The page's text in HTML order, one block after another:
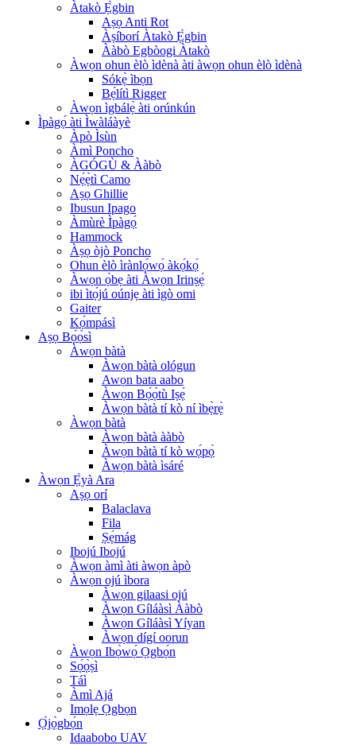
Àtakò Ẹ̀gbin
Aṣọ Anti Rot
Àṣíborí Àtakò Ẹ̀gbin
Ààbò Egbòogi Àtakò
Àwọn ohun èlò ìdènà àti àwọn ohun èlò ìdènà
Sókẹ̀ ìbọn
Bẹ́lítì Rigger
Àwọn ìgbálẹ̀ àti orúnkún
Ìpàgọ́ àti Ìwàláàyè
Àpò Ìsùn
Àmì Poncho
ÀGÓGÙ & Ààbò
Nẹ́ẹ̀tì Camo
Aṣọ Ghillie
Ibusun Ipago
Àmùrè Ìpàgọ́
Hammock
Àṣọ òjò Poncho
Ohun èlò ìrànlọ́wọ́ àkọ́kọ́
Àwọn ọ̀bẹ àti Àwọn Irinṣẹ́
ibi ìtọ́jú oúnjẹ àti ìgò omi
Gaiter
Kọ́mpásì
Aṣọ Bọ́ọ̀sì
Àwọn bàtà
Àwọn bàtà ológun
Awọn bata aabo
Àwọn Bọ́ọ̀tù Iṣẹ́
Àwọn bàtà tí kò ní ìbẹ̀rẹ̀
Àwọn bàtà
Àwọn bàtà ààbò
Àwọn bàtà tí kò wọ́pọ̀
Àwọn bàtà ìsáré
Àwọn Ẹ̀yà Ara
Aṣọ orí
Balaclava
Fila
Ṣẹ́mág
Ibojú Ibojú
Àwọn àmì àti àwọn àpò
Àwọn ojú ìbora
Àwọn gilaasi ojú
Àwọn Gíláàsì Ààbò
Àwọn Gíláàsì Yíyan
Àwọn dígí oorun
Àwọn Ibọ̀wọ́ Ọgbọ́n
Sọ́ọ̀ṣì
Táì
Àmì Ajá
Imọlẹ Ọgbọn
Ọ̀jọ̀gbọ́n
Idaabobo UAV